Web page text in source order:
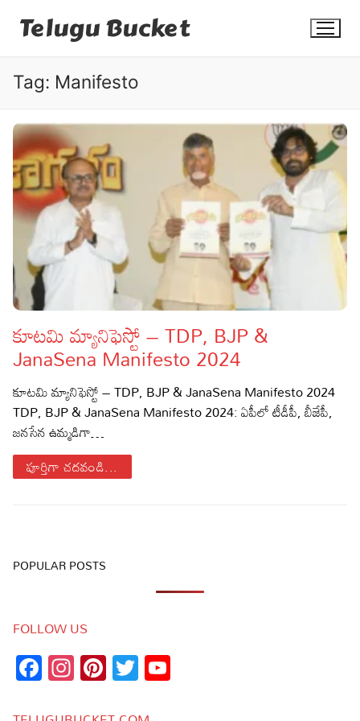
Telugu Bucket
Quotes
Stories
Jokes
Health
More
Dialogues
Sports
Poetry
Lyrics
Articles
Devotional
Christianity
Hindi
Tamil
Contact
Gallery*
Tag: Manifesto
కూటమి మ్యానిఫెస్టో – TDP, BJP &
JanaSena Manifesto 2024
కూటమి మ్యానిఫెస్టో – TDP, BJP & JanaSena Manifesto 2024
TDP, BJP & JanaSena Manifesto 2024: ఏపీలో టీడీపీ, బీజేపీ,
జనసేన ఉమ్మడిగా…
పూర్తిగా చదవండి...
POPULAR POSTS
FOLLOW US
Facebook
Instagram
Pinterest
Twitter